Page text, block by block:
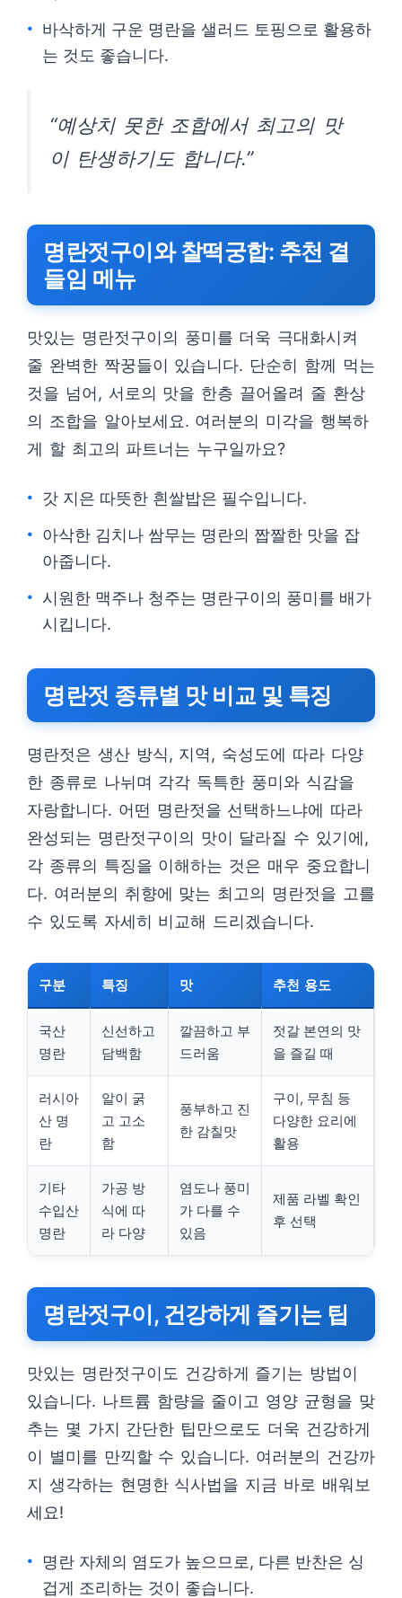
바삭하게 구운 명란을 샐러드 토핑으로 활용하
는 것도 좋습니다.
“예상치 못한 조합에서 최고의 맛
이 탄생하기도 합니다.”
명란젓구이와 찰떡궁합: 추천 곁
들임 메뉴
맛있는 명란젓구이의 풍미를 더욱 극대화시켜
줄 완벽한 짝꿍들이 있습니다. 단순히 함께 먹는
것을 넘어, 서로의 맛을 한층 끌어올려 줄 환상
의 조합을 알아보세요. 여러분의 미각을 행복하
게 할 최고의 파트너는 누구일까요?
갓 지은 따뜻한 흰쌀밥은 필수입니다.
아삭한 김치나 쌈무는 명란의 짭짤한 맛을 잡
아줍니다.
시원한 맥주나 청주는 명란구이의 풍미를 배가
시킵니다.
명란젓 종류별 맛 비교 및 특징
명란젓은 생산 방식, 지역, 숙성도에 따라 다양
한 종류로 나뉘며 각각 독특한 풍미와 식감을
자랑합니다. 어떤 명란젓을 선택하느냐에 따라
완성되는 명란젓구이의 맛이 달라질 수 있기에,
각 종류의 특징을 이해하는 것은 매우 중요합니
다. 여러분의 취향에 맞는 최고의 명란젓을 고를
수 있도록 자세히 비교해 드리겠습니다.
구분 특징 맛 추천 용도
국산
명란
신선하고
담백함
깔끔하고 부
드러움
젓갈 본연의 맛
을 즐길 때
러시아
산 명
란
알이 굵
고 고소
함
풍부하고 진
한 감칠맛
구이, 무침 등
다양한 요리에
활용
기타
수입산
명란
가공 방
식에 따
라 다양
염도나 풍미
가 다를 수
있음
제품 라벨 확인
후 선택
명란젓구이, 건강하게 즐기는 팁
맛있는 명란젓구이도 건강하게 즐기는 방법이
있습니다. 나트륨 함량을 줄이고 영양 균형을 맞
추는 몇 가지 간단한 팁만으로도 더욱 건강하게
이 별미를 만끽할 수 있습니다. 여러분의 건강까
지 생각하는 현명한 식사법을 지금 바로 배워보
세요!
명란 자체의 염도가 높으므로, 다른 반찬은 싱
겁게 조리하는 것이 좋습니다.